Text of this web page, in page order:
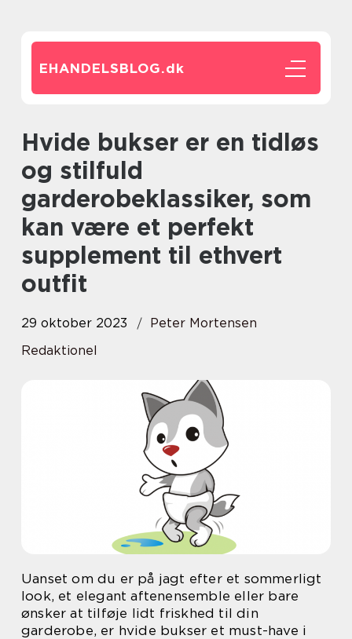
EHANDELSBLOG.dk
Hvide bukser er en tidløs
og stilfuld
garderobeklassiker, som
kan være et perfekt
supplement til ethvert
outfit
29 oktober 2023
Peter Mortensen
Redaktionel
Uanset om du er på jagt efter et sommerligt
look, et elegant aftenensemble eller bare
ønsker at tilføje lidt friskhed til din
garderobe, er hvide bukser et must-have i